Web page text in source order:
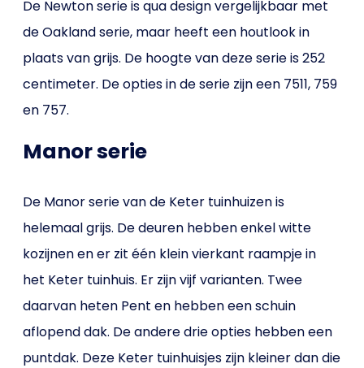
De Newton serie is qua design vergelijkbaar met
de Oakland serie, maar heeft een houtlook in
plaats van grijs. De hoogte van deze serie is 252
centimeter. De opties in de serie zijn een 7511, 759
en 757.
Manor serie
De Manor serie van de Keter tuinhuizen is
helemaal grijs. De deuren hebben enkel witte
kozijnen en er zit één klein vierkant raampje in
het Keter tuinhuis. Er zijn vijf varianten. Twee
daarvan heten Pent en hebben een schuin
aflopend dak. De andere drie opties hebben een
puntdak. Deze Keter tuinhuisjes zijn kleiner dan die